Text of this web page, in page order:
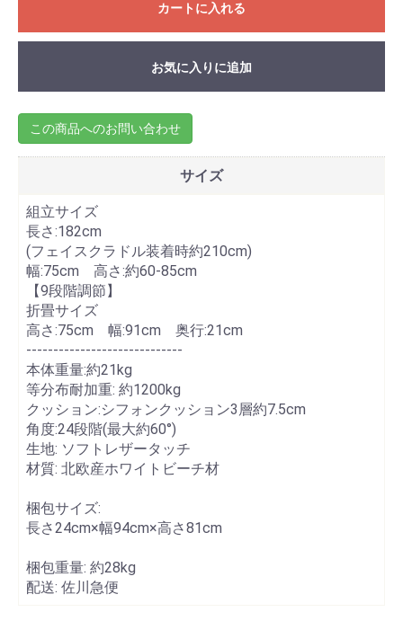
カートに入れる
お気に入りに追加
この商品へのお問い合わせ
サイズ
組立サイズ
長さ:182cm
(フェイスクラドル装着時約210cm)
幅:75cm 高さ:約60-85cm
【9段階調節】
折畳サイズ
高さ:75cm 幅:91cm 奥行:21cm
-----------------------------
本体重量:約21kg
等分布耐加重: 約1200kg
クッション:シフォンクッション3層約7.5cm
角度:24段階(最大約60°)
生地: ソフトレザータッチ
材質: 北欧産ホワイトビーチ材
梱包サイズ:
長さ24cm×幅94cm×高さ81cm
梱包重量: 約28kg
配送:佐川急便